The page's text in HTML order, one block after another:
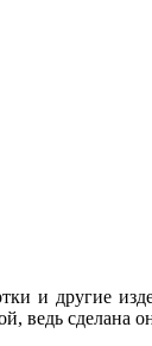
и другие
ведь сделана